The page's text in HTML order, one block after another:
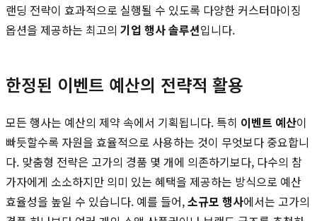
랜딩 전략이 효과적으로 실행될 수 있도록 다양한 커스터마이징
옵션을 제공하는 최고의 기업 행사 솔루션입니다.
한정된 이벤트 예산의 전략적 활용
모든 행사는 예산의 제약 속에서 기획됩니다. 특히 이벤트 예산이
빠듯할수록 자원을 효율적으로 사용하는 것이 무엇보다 중요합니
다. 맞춤형 전략은 고가의 경품 몇 개에 의존하기보다, 다수의 참
가자에게 소소하지만 의미 있는 혜택을 제공하는 방식으로 예산
효율성을 높일 수 있습니다. 예를 들어,소규모 행사에서는 고가의